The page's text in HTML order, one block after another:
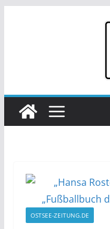
OSTSEE-ZEITUNG.DE